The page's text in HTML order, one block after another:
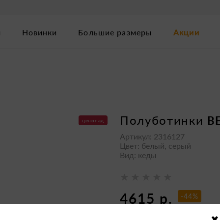
Новинки Большие размеры Акции
ценопад полуботинки
Артикул: 2316127
Цвет: белый, серый
Вид: кеды
4615 р. -44%